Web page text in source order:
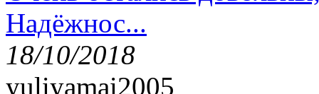
Надёжнос...
18/10/2018
yuliyamai2005